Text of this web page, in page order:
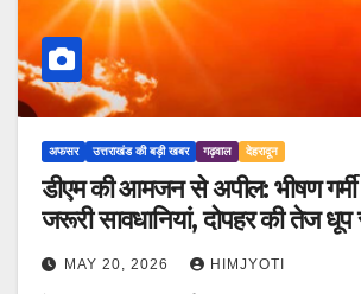
अफसर उत्तराखंड की बड़ी खबर गढ़वाल देहरादून
डीएम की आमजन से अपील: भीषण
जरूरी सावधानियां, दोपहर की तेज
MAY 20, 2026 HIMJYOTI